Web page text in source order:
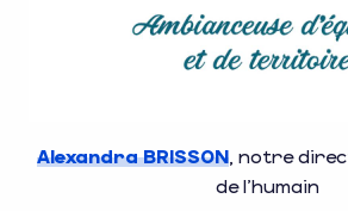
Alexandra BRISSON , notre
de l’humain